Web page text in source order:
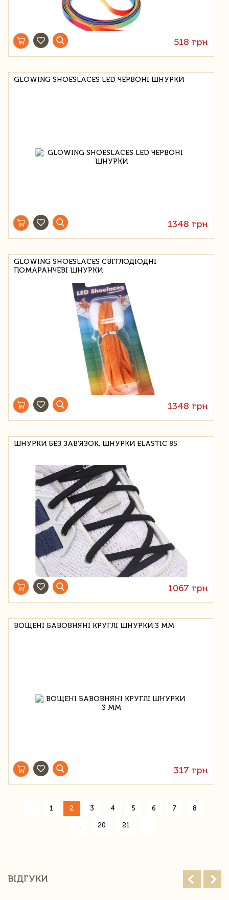
518 грн
GLOWING SHOESLACES LED ЧЕРВОНІ ШНУРКИ
1348 грн
GLOWING SHOESLACES СВІТЛОДІОДНІ
ПОМАРАНЧЕВІ ШНУРКИ
1348 грн
ШНУРКИ БЕЗ ЗАВ'ЯЗОК, ШНУРКИ ELASTIC 85
1067 грн
ВОЩЕНІ БАВОВНЯНІ КРУГЛІ ШНУРКИ 3 ММ
317 грн
1 2 3 4 5 6 7 8
20 21
ВІДГУКИ